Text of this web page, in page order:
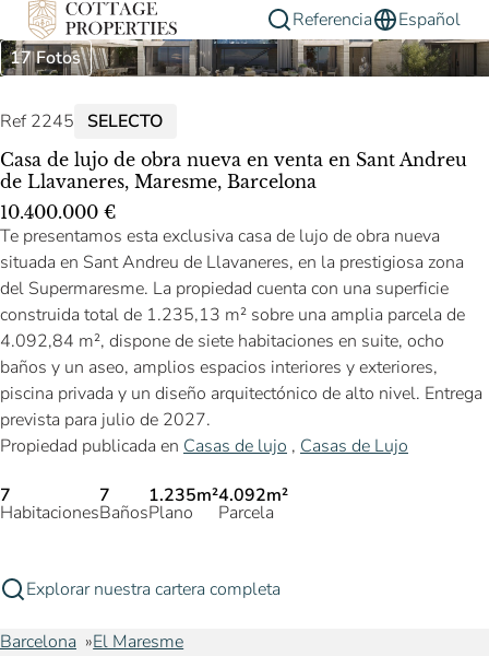
Referencia
Español
17 Fotos
Ref 2245 SELECTO
Casa de lujo de obra nueva en venta en Sant Andreu
de Llavaneres, Maresme, Barcelona
10.400.000 €
Te presentamos esta exclusiva casa de lujo de obra nueva
situada en Sant Andreu de Llavaneres, en la prestigiosa zona
del Supermaresme. La propiedad cuenta con una superficie
construida total de 1.235,13 m² sobre una amplia parcela de
4.092,84 m², dispone de siete habitaciones en suite, ocho
baños y un aseo, amplios espacios interiores y exteriores,
piscina privada y un diseño arquitectónico de alto nivel. Entrega
prevista para julio de 2027.
Propiedad publicada en Casas de lujo , Casas de Lujo
7
Habitaciones
7
Baños
1.235m²
Plano
4.092m²
Parcela
Explorar nuestra cartera completa
Barcelona El Maresme